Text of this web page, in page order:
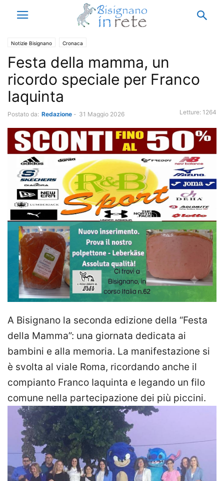
Notizie Bisignano Cronaca
Festa della mamma, un
ricordo speciale per Franco
Iaquinta
Postato da: Redazione - 31 Maggio 2026 Letture: 1264
A Bisignano la seconda edizione della “Festa
della Mamma”: una giornata dedicata ai
bambini e alla memoria. La manifestazione si
è svolta al viale Roma, ricordando anche il
compianto Franco Iaquinta e legando un filo
comune nella partecipazione dei più piccini.